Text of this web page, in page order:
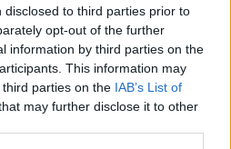
to third parties prior to
opt-out of the further
information by third parties on the
This information may
parties on the IAB’s List of
may further disclose it to other